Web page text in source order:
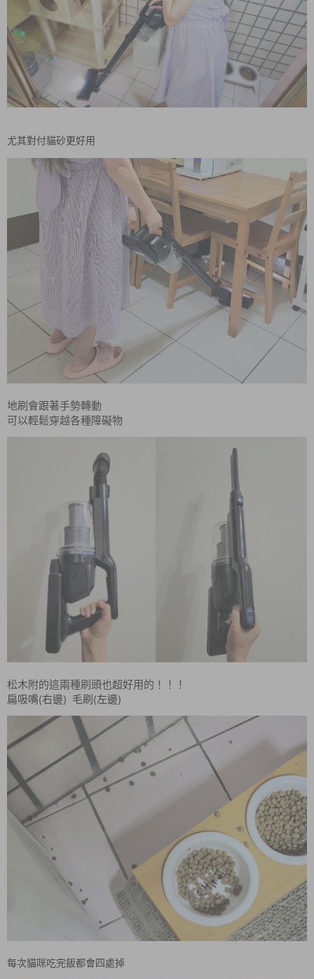
尤其對付貓砂更好用
地刷會跟著手勢轉動
可以輕鬆穿越各種障礙物
松木附的這兩種刷頭也超好用的！！！
扁吸嘴(右邊) 毛刷 (左邊)
每次貓咪吃完飯都會四處掉